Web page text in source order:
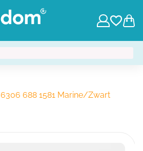
6306 688 1581 Marine/Zwart